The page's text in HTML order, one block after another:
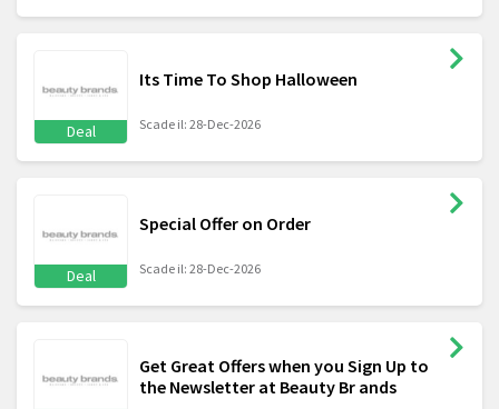
Deal
Its Time To Shop Halloween
Scade il: 28-Dec-2026
Deal
Special Offer on Order
Scade il: 28-Dec-2026
Get Great Offers when you Sign Up to
the Newsletter at Beauty Br ands